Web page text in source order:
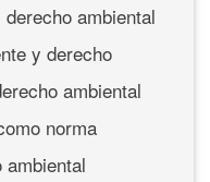
ambiental
y derecho
ambiental
norma